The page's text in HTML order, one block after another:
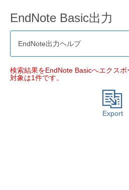
EndNote Basic出力
EndNote出力ヘルプ
検索結果をEndNote Basicへエクスポ
対象は1件です。
Export